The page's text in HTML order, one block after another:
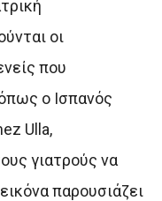
οι
που
ο Ισπανός
Ulla,
γιατρούς να
παρουσιάζει